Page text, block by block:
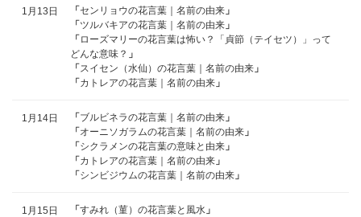
1月13日 「センリョウの花言葉｜名前の由来 」
「ツルバキアの花言葉｜名前の由来 」
「ローズマリーの花言葉は怖い？「貞節（テイセツ）」って
どんな意味？ 」
「スイセン（水仙）の花言葉｜名前の由来 」
「カトレアの花言葉｜名前の由来 」
1月14日 「ブルビネラの花言葉｜名前の由来 」
「オーニソガラムの花言葉｜名前の由来 」
「シクラメンの花言葉の意味と由来 」
「カトレアの花言葉｜名前の由来 」
「シンビジウムの花言葉｜名前の由来 」
1月15日 「すみれ（菫）の花言葉と風水 」